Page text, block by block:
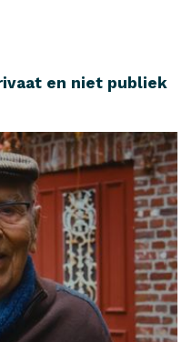
en niet publiek